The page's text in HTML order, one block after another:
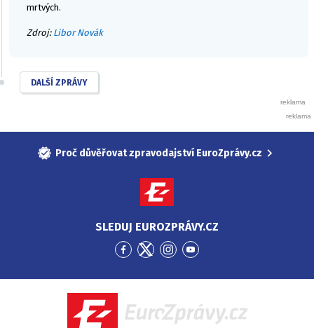
mrtvých.
Zdroj: Libor Novák
DALŠÍ ZPRÁVY
Proč důvěřovat zpravodajství EuroZprávy.cz
SLEDUJ EUROZPRÁVY.CZ
Přejít
Facebook
Přejít
Twitter
Přejít
Instagram
Přejít
YouTube
EuroZprávy.cz